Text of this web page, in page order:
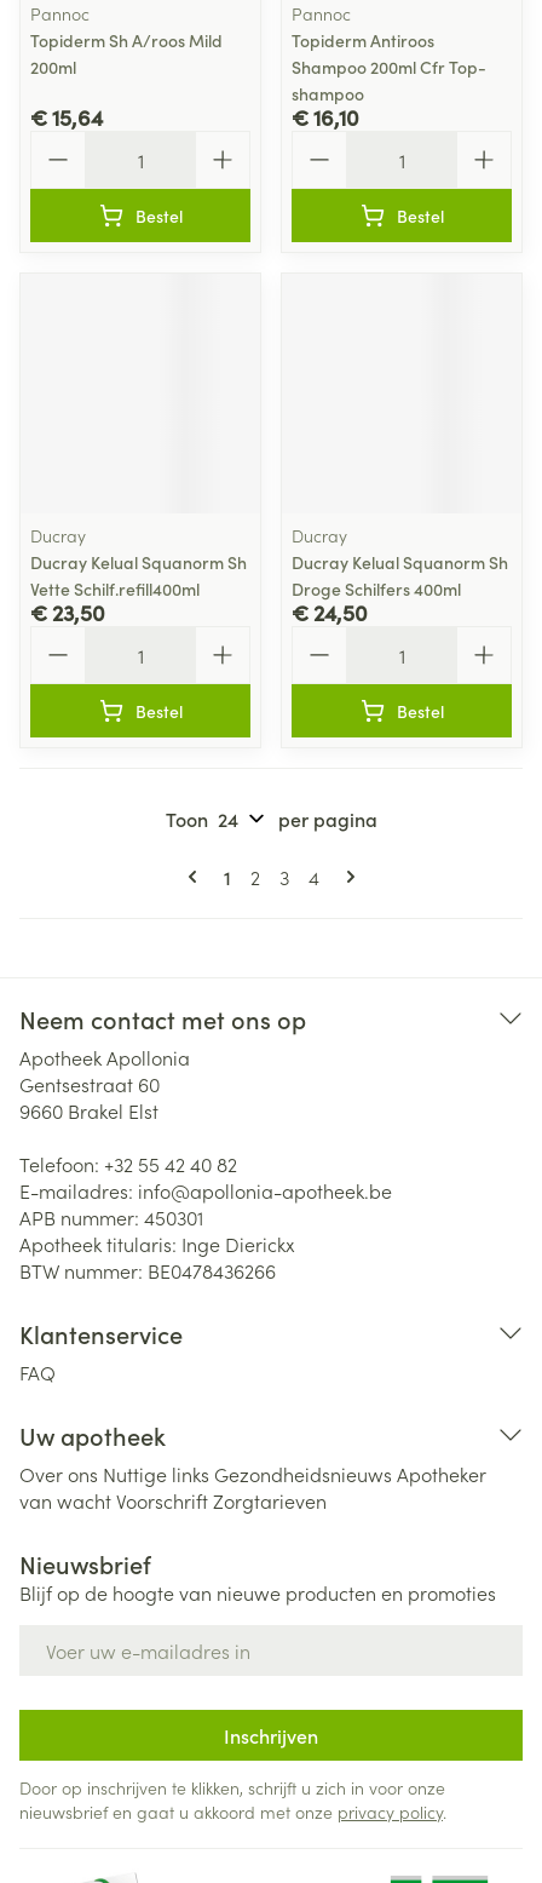
Pannoc
Topiderm Sh A/roos Mild
200ml
€ 15,64
Bestel
Pannoc
Topiderm Antiroos
Shampoo 200ml Cfr Top-
shampoo
€ 16,10
Bestel
Ducray
Ducray Kelual Squanorm Sh
Vette Schilf.refill400ml
€ 23,50
Bestel
Ducray
Ducray Kelual Squanorm Sh
Droge Schilfers 400ml
€ 24,50
Bestel
Pagina's
U lees momenteel pagina
1 Pagina
2 Pagina
3 Pagina
4
Toon per pagina
Neem contact met ons op
Apotheek Apollonia
Gentsestraat 60
9660 Brakel Elst
Telefoon: +32 55 42 40 82
E-mailadres: info@apollonia-apotheek.be
APB nummer: 450301
Apotheek titularis: Inge Dierickx
BTW nummer: BE0478436266
Klantenservice
FAQ
Uw apotheek
Over ons Nuttige links Gezondheidsnieuws Apotheker
van wachtVoorschriftZorgtarieven
Nieuwsbrief
Blijf op de hoogte van nieuwe producten en promoties
Inschrijven
Door op inschrijven te klikken, schrijft u zich in voor onze
nieuwsbrief en gaat u akkoord met onze privacy policy.